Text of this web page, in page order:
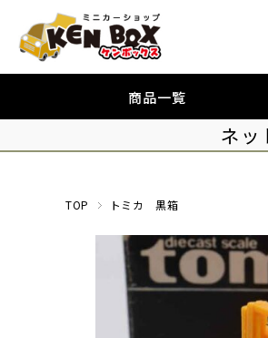
商品一覧
ネッ
TOP トミカ 黒箱